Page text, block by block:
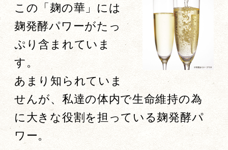
この「麹の華」には
麹発酵パワーがたっ
ぷり含まれていま
す。
あまり知られていま
せんが、私達の体内で生命維持の為
に大きな役割を担っている麹発酵パ
ワー。